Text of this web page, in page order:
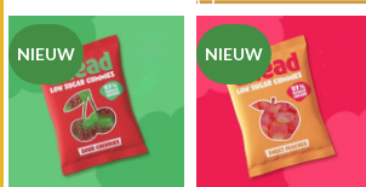
NIEUW NIEUW